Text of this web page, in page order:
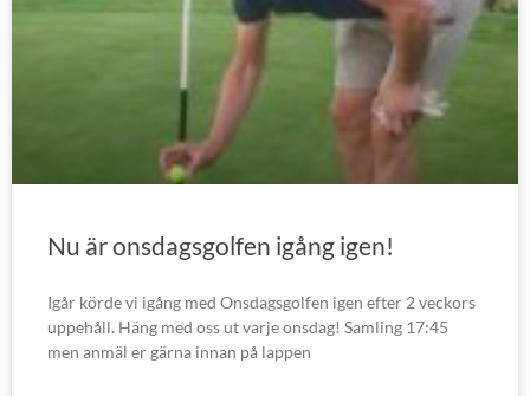
Nu är onsdagsgolfen igång igen!
Igår körde vi igång med Onsdagsgolfen igen efter 2 veckors
uppehåll. Häng med oss ut varje onsdag! Samling 17:45
men anmäl er gärna innan på lappen